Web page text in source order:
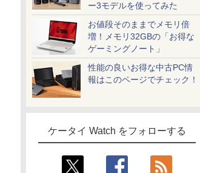
ー3モデルを使ってみた
お値段そのままでメモリ倍
増！メモリ32GBの「お得な
ゲーミングノート」
性能の良いお得な中古PC情
報はこのページでチェック！
ケータイ Watch をフォローする